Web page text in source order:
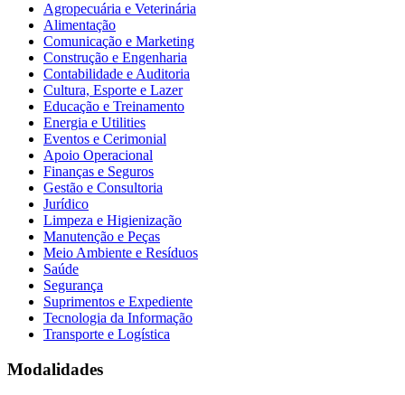
Agropecuária e Veterinária
Alimentação
Comunicação e Marketing
Construção e Engenharia
Contabilidade e Auditoria
Cultura, Esporte e Lazer
Educação e Treinamento
Energia e Utilities
Eventos e Cerimonial
Apoio Operacional
Finanças e Seguros
Gestão e Consultoria
Jurídico
Limpeza e Higienização
Manutenção e Peças
Meio Ambiente e Resíduos
Saúde
Segurança
Suprimentos e Expediente
Tecnologia da Informação
Transporte e Logística
Modalidades